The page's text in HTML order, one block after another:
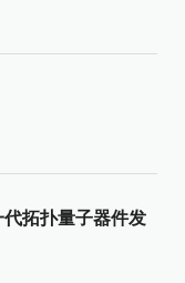
拓扑量子器件发